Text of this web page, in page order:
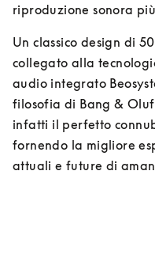
riproduzione sonora
Un classico design di
collegato alla
audio integrato
filosofia di Bang &
infatti il perfetto
fornendo la migliore
attuali e future di